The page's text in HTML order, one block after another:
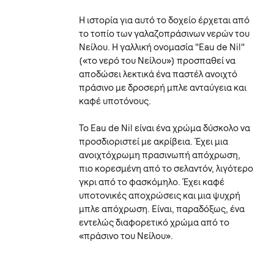
Η ιστορία για αυτό το δοχείο έρχεται από
το τοπίο των γαλαζοπράσινων νερών του
Νείλου. Η γαλλική ονομασία "Eau de Nil"
(«το νερό του Νείλου») προσπαθεί να
αποδώσει λεκτικά ένα παστέλ ανοιχτό
πράσινο με δροσερή μπλε ανταύγεια και
καφέ υποτόνους.
Το Eau de Nil είναι ένα χρώμα δύσκολο να
προσδιοριστεί με ακρίβεια. Έχει μια
ανοιχτόχρωμη πρασινωπή απόχρωση,
πιο κορεσμένη από το σελαντόν, λιγότερο
γκρι από το φασκόμηλο. Έχει καφέ
υποτονικές αποχρώσεις και μια ψυχρή
μπλε απόχρωση. Είναι, παραδόξως, ένα
εντελώς διαφορετικό χρώμα από το
«πράσινο του Νείλου».